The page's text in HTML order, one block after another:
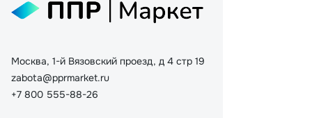
Москва, 1-й Вязовский проезд, д 4 стр 19
zabota@pprmarket.ru
+7 800 555-88-26